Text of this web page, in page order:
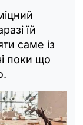
їй
саме із
поки що